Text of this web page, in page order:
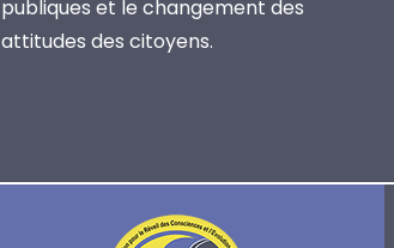
publiques et le changement des
attitudes des citoyens.